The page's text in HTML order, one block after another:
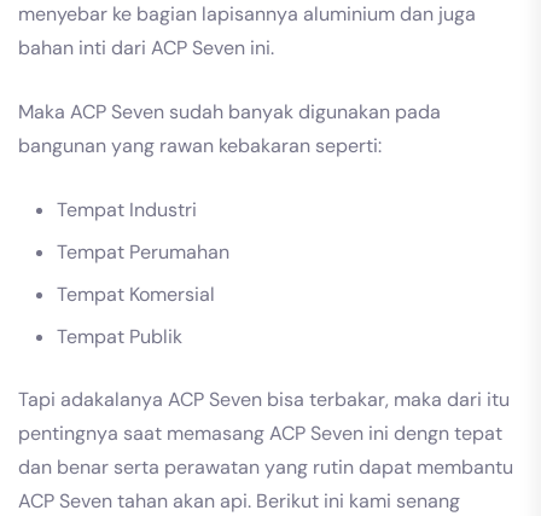
menyebar ke bagian lapisannya aluminium dan juga
bahan inti dari ACP Seven ini.
Maka ACP Seven sudah banyak digunakan pada
bangunan yang rawan kebakaran seperti:
Tempat Industri
Tempat Perumahan
Tempat Komersial
Tempat Publik
Tapi adakalanya ACP Seven bisa terbakar, maka dari itu
pentingnya saat memasang ACP Seven ini dengn tepat
dan benar serta perawatan yang rutin dapat membantu
ACP Seven tahan akan api. Berikut ini kami senang